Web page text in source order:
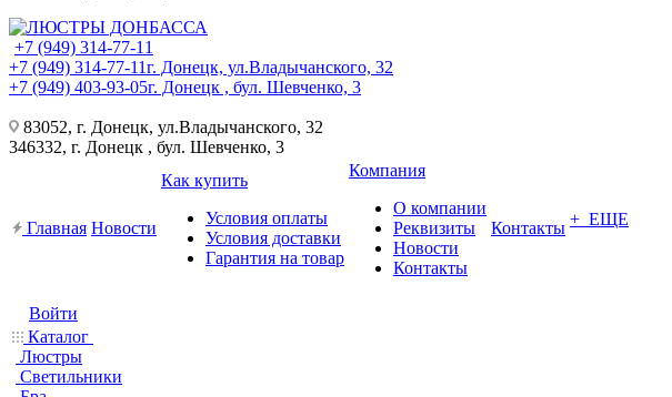
+7 (949) 314-77-11
+7 (949) 314-77-11г. Донецк, ул.Владычанского, 32
+7 (949) 403-93-05г. Донецк , бул. Шевченко, 3
83052, г. Донецк, ул.Владычанского, 32
346332, г. Донецк , бул. Шевченко, 3
Главная Новости
Как купить
Условия оплаты
Условия доставки
Гарантия на товар
Компания
О компании
Реквизиты
Новости
Контакты
Контакты + ЕЩЕ
Войти
Каталог
Люстры
Светильники